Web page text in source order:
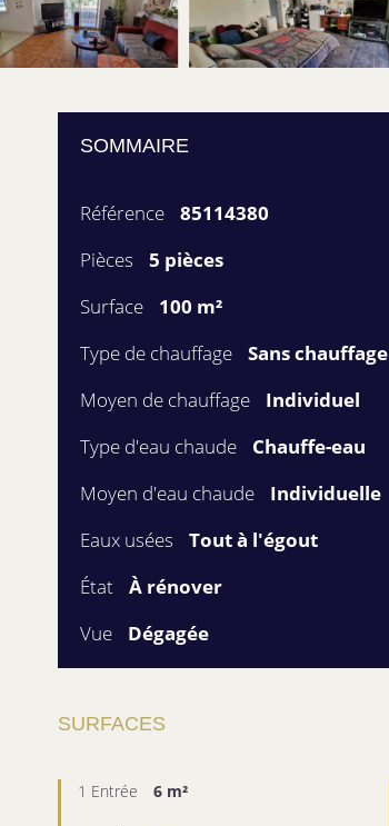
SOMMAIRE
Référence
85114380
Pièces
5 pièces
Surface
100 m²
Type de chauffage
Sans chauffage
Moyen de chauffage
Individuel
Type d'eau chaude
Chauffe-eau
Moyen d'eau chaude
Individuelle
Eaux usées
Tout à l'égout
État
À rénover
Vue
Dégagée
SURFACES
1 Entrée 6 m²